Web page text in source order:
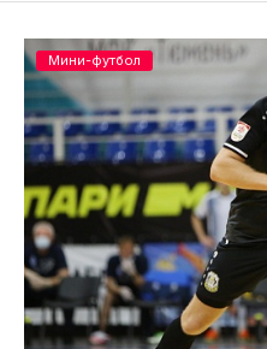
Мини-футбол